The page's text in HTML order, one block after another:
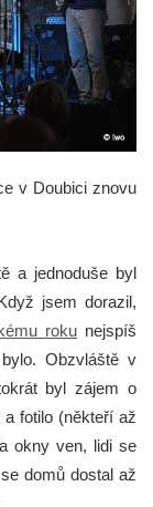
v Doubici znovu
a jednoduše byl
jsem dorazil,
roku nejspíš
Obzvláště v
byl zájem o
fotilo (někteří až
okny ven, lidi se
domů dostal až